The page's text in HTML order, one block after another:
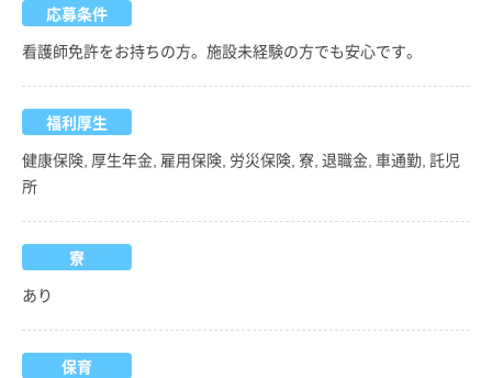
応募条件
看護師免許をお持ちの方。施設未経験の方でも安心です。
福利厚生
健康保険, 厚生年金, 雇用保険, 労災保険, 寮, 退職金, 車通勤, 託児
所
寮
あり
保育